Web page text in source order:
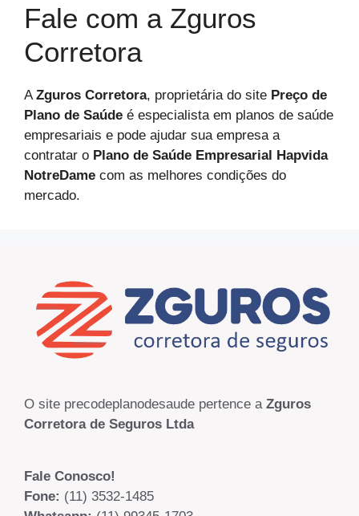
Fale com a Zguros
Corretora
A Zguros Corretora, proprietária do site Preço de
Plano de Saúde é especialista em planos de saúde
empresariais e pode ajudar sua empresa a
contratar o Plano de Saúde Empresarial Hapvida
NotreDame com as melhores condições do
mercado.
O site precodeplanodesaude pertence a Zguros
Corretora de Seguros Ltda
Fale Conosco!
Fone: (11) 3532-1485